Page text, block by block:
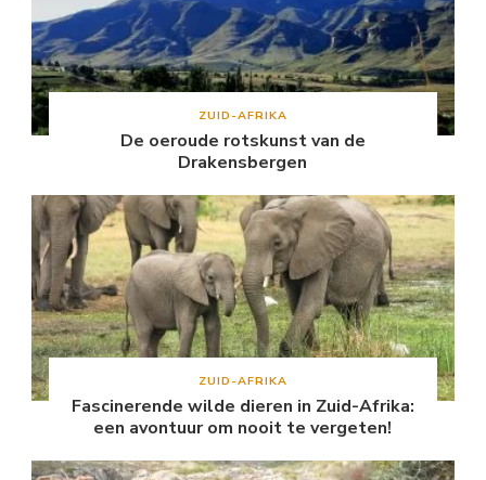
ZUID-AFRIKA
De oeroude rotskunst van de
Drakensbergen
ZUID-AFRIKA
Fascinerende wilde dieren in Zuid-Afrika:
een avontuur om nooit te vergeten!